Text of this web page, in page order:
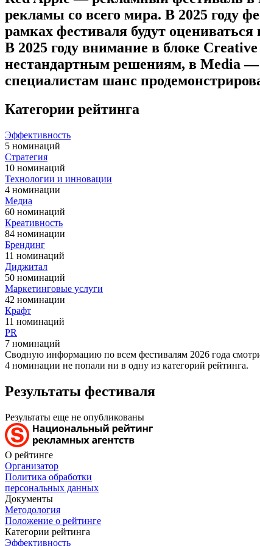
рекламы со всего мира. В 2025 году
рамках фестиваля будут
В 2025 году внимание в блоке
нестандартным решениям, в Media —
специалистам шанс
Категории рейтинга
Эффективность
5 номинаций
Стратегия
10 номинаций
Технологии и инновации
4 номинации
Медиа
60 номинаций
Креативность
84 номинации
Брендинг
11 номинаций
Диджитал
50 номинаций
Маркетинговые услуги
42 номинации
Крафт
11 номинаций
PR
7 номинаций
Сводную информацию по всем фестивалям 2026 года
4 номинации не попали ни в одну из категорий рейтинга.
Результаты фестиваля
Результаты еще не опубликованы
О рейтинге
Организатор
Политика обработки
персональных данных
Документы
Методология
Положение о рейтинге
Категории рейтинга
Эффективность